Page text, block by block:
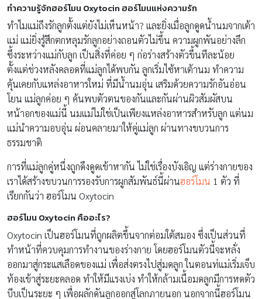
ทำความรู้จักฮอร์โมน Oxytocin ฮอร์โมนแห่งความรัก
ทำไมแม่ถึงรักลูกตั้งแต่ยังไม่เห็นหน้า? และยิ่งเมื่อลูกดูดน้ำนมจากเต้า
แม่ แม่ยิ่งรู้สึกตกหลุมรักลูกอย่างถอนตัวไม่ขึ้น ความผูกพันอย่างลึก
ซึ้งระหว่างแม่กับลูก เป็นสิ่งที่ค่อย ๆ ก่อร่างสร้างตัวขึ้นทีละน้อย
ตั้งแต่ช่วงหลังคลอดที่แม่ลูกได้พบกัน ลูกเริ่มไซ้หาเต้านม ทำความ
คุ้นเคยกับแหล่งอาหารใหม่ ที่มีน้ำนมอุ่น เสริมด้วยความรักอันอ่อน
โยน แม่ลูกค่อย ๆ ค้นพบตัวตนของกันและกันผ่านผิวสัมผัสบน
หน้าอกของแม่นี้ นมแม่ไม่ใช่เป็นเพียงแหล่งอาหารสำหรับลูก แต่นม
แม่นำความอบอุ่น ผ่อนคลายมาให้คู่แม่ลูก ผ่านทางขบวนการ
ธรรมชาติ
การที่แม่ลูกคู่หนึ่งถูกดึงดูดเข้าหากัน ไม่ใช่เรื่องบังเอิญ แต่ร่างกายของ
เราได้สร้างขบวนการรองรับการผูกสัมพันธ์นี้ผ่านฮอร์โมน 1 ตัว ที่
เรียกกันว่า ฮอร์โมน Oxytocin
ฮอร์โมน Oxytocin คืออะไร?
Oxytocin เป็นฮอร์โมนที่ถูกผลิตขึ้นจากต่อมใต้สมอง ซึ่งเป็นส่วนที่
ทำหน้าที่ควบคุมการทำงานของร่างกาย โดยฮอร์โมนตัวนี้จะหลั่ง
ออกมาสู่กระแสเลือดของแม่ เพื่อส่งตรงไปสู่มดลูก ในตอนท่แม่เริ่มเจ็บ
ท้องเข้าสู่ระยะคลอด ทำให้มีแรงเบ่ง ทำให้กล้ามเนื้อมดลูกมีการหดตัว
บีบเป็นระยะ ๆ เพื่อผลักดันลูกออกสู่โลกภายนอก นอกจากนี้ฮอร์โมน